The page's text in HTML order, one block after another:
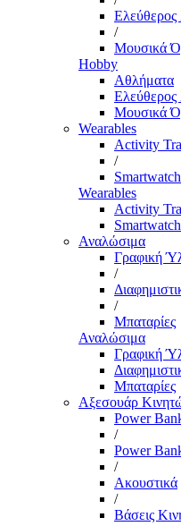
/
Μουσικά
Hobby
Αθλήματα
Μουσικά
Wearables
Activity
/
Wearables
Activity
Αναλώσιμα
Γραφική
/
/
Μπαταρίες
Αναλώσιμα
Γραφική
Μπαταρίες
Αξεσουάρ
Power
/
Power
/
Ακουστικά
/
Βάσεις